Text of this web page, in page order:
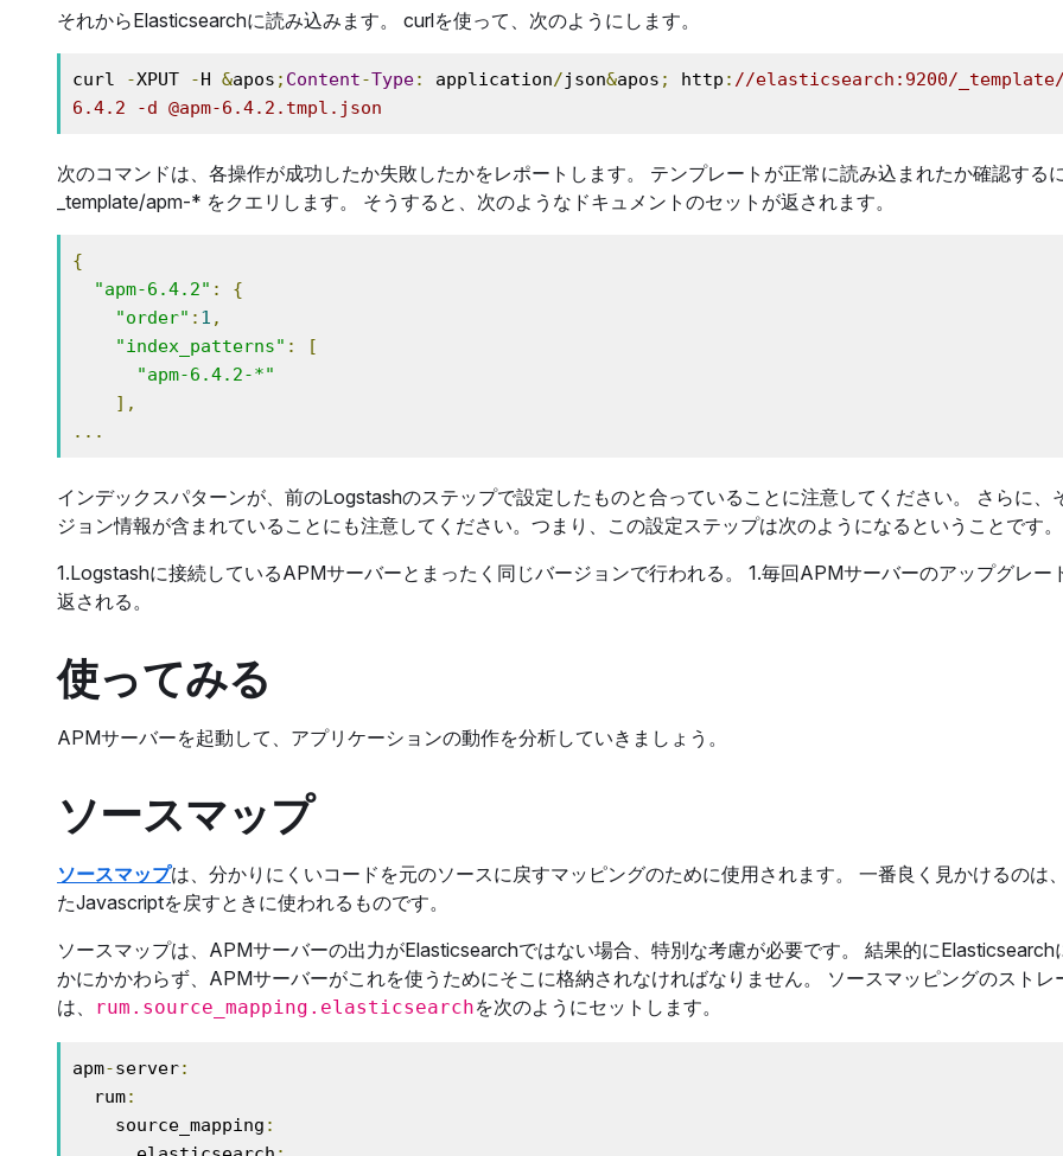
それからElasticsearchに読み込みます。 curlを使って、次のようにします。
curl -XPUT -H &apos ; Content-Type: application/json&apos ; http : //elasticsearch:9200/_template/
6.4.2 -d @apm-6.4.2.tmpl.json
次のコマンドは、各操作が成功したか失敗したかをレポートします。 テンプレートが正常に読み込まれたか確認するに
_template/apm-* をクエリします。 そうすると、次のようなドキュメントのセットが返されます。
{
"apm-6.4.2" :
{
"order" : 1 ,
"index_patterns" :
[
"apm-6.4.2-*"
],
...
インデックスパターンが、前のLogstashのステップで設定したものと合っていることに注意してください。 さらに、
ジョン情報が含まれていることにも注意してください。つまり、この設定ステップは次のようになるということです。
1.Logstashに接続しているAPMサーバーとまったく同じバージョンで行われる。 1.毎回APMサーバーのアップグレー
返される。
使ってみる
APMサーバーを起動して、アプリケーションの動作を分析していきましょう。
ソースマップ
ソースマップは、分かりにくいコードを元のソースに戻すマッピングのために使用されます。 一番良く見かけるのは
たJavascriptを戻すときに使われるものです。
ソースマップは、APMサーバーの出力がElasticsearchではない場合、特別な考慮が必要です。 結果的にElasticsearch
かにかかわらず、APMサーバーがこれを使うためにそこに格納されなければなりません。 ソースマッピングのストレ
は、
rum.source_mapping.elasticsearchを次のようにセットします。
apm-server:
  rum
:
    source_mapping
: